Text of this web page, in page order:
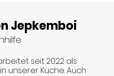
Jepkemboi
seit 2022 als
unserer Küche. Auch